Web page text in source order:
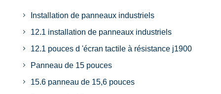
Installation de panneaux industriels
12.1 installation de panneaux industriels
12.1 pouces d 'écran tactile à résistance j1900
Panneau de 15 pouces
15.6 panneau de 15,6 pouces